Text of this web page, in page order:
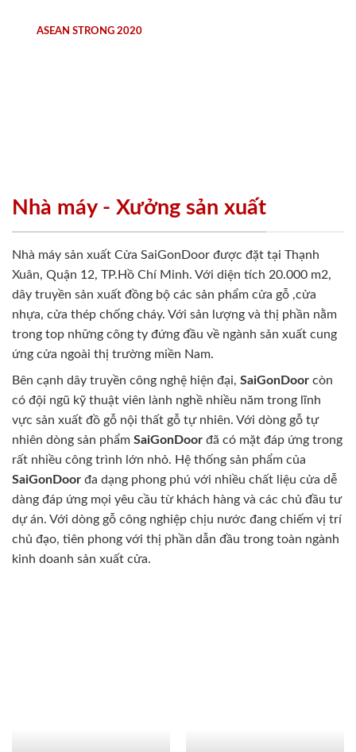
ASEAN STRONG 2020
Nhà máy - Xưởng sản xuất
Nhà máy sản xuất Cửa SaiGonDoor được đặt tại Thạnh
Xuân, Quận 12, TP.Hồ Chí Minh. Với diện tích 20.000 m2,
dây truyền sản xuất đồng bộ các sản phẩm cửa gỗ ,cửa
nhựa, cửa thép chống cháy. Với sản lượng và thị phần nằm
trong top những công ty đứng đầu về ngành sản xuất cung
ứng cửa ngoài thị trường miền Nam.
Bên cạnh dây truyền công nghệ hiện đại, SaiGonDoor còn
có đội ngũ kỹ thuật viên lành nghề nhiều năm trong lĩnh
vực sản xuất đồ gỗ nội thất gỗ tự nhiên. Với dòng gỗ tự
nhiên dòng sản phẩm SaiGonDoor đã có mặt đáp ứng trong
rất nhiều công trình lớn nhỏ. Hệ thống sản phẩm của
SaiGonDoor đa dạng phong phú với nhiều chất liệu cửa dễ
dàng đáp ứng mọi yêu cầu từ khách hàng và các chủ đầu tư
dự án. Với dòng gỗ công nghiệp chịu nước đang chiếm vị trí
chủ đạo, tiên phong với thị phần dẫn đầu trong toàn ngành
kinh doanh sản xuất cửa.